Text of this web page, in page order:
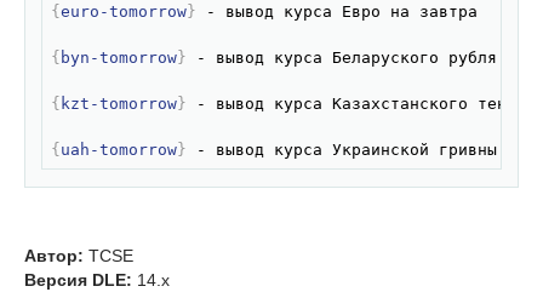
{ euro-tomorrow} - вывод курса Евро на завтра
{ byn-tomorrow} - вывод курса Беларуского рубля на
{ kzt-tomorrow} - вывод курса Казахстанского тенге
{ uah-tomorrow} - вывод курса Украинской гривны на
Автор: TCSE
Версия DLE: 14.x